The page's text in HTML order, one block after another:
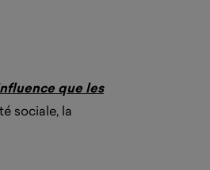
que les
sociale, la